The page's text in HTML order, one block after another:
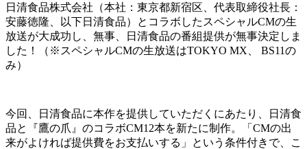
日清食品株式会社（本社：東京都新宿区、代表取締役社長：
安藤徳隆、以下日清食品）とコラボしたスペシャルCMの生
放送が大成功し、無事、日清食品の番組提供が無事決定しま
した！（※スペシャルCMの生放送はTOKYO MX、 BS11の
み）
今回、日清食品に本作を提供していただくにあたり、日清食
品と『鷹の爪』のコラボCM12本を新たに制作。「CMの出
来がよければ提供費をお支払いする」という条件付きで、こ